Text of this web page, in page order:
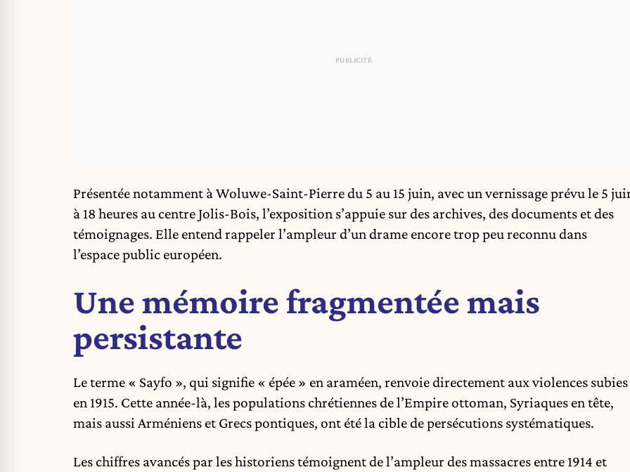
Présentée notamment à Woluwe-Saint-Pierre du 5 au 15 juin, avec un vernissage prévu le 5
à 18 heures au centre Jolis-Bois, l’exposition s’appuie sur des archives, des documents et des
témoignages. Elle entend rappeler l’ampleur d’un drame encore trop peu reconnu dans
l’espace public européen.
Une mémoire fragmentée mais
persistante
Le terme « Sayfo », qui signifie « épée » en araméen, renvoie directement aux violences subies
en 1915. Cette année-là, les populations chrétiennes de l’Empire ottoman, Syriaques en tête,
mais aussi Arméniens et Grecs pontiques, ont été la cible de persécutions systématiques.
Les chiffres avancés par les historiens témoignent de l’ampleur des massacres entre 1914 et